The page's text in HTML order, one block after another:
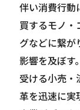
伴い消費行動
買するモノ・
グなどに繋が
影響を及ぼす
受ける小売・
革を迅速に実